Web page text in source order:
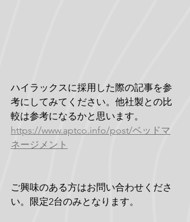
ハイラックスに採用した際の記事を参
考にしてみてください。他社製との比
較は参考になるかと思います。
https://www.aptco.info/post/ベッドマ
ネージメント
ご興味のある方はお問い合わせくださ
い。限定2台のみとなります。